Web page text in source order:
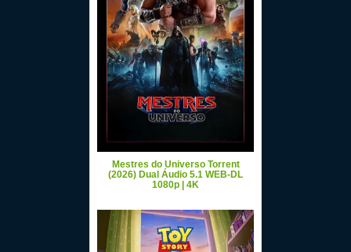
Mestres do Universo Torrent
(2026) Dual Áudio 5.1 WEB-DL
1080p | 4K